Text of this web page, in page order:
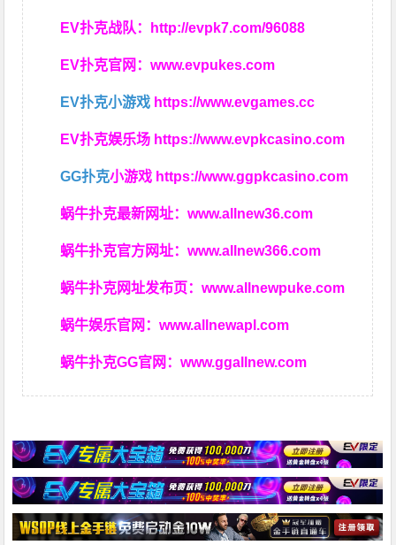
EV扑克战队： http://evpk7.com/96088
EV扑克官网：www.evpukes.com
EV扑克小游戏 https://www.evgames.cc
EV扑克娱乐场 https://www.evpkcasino.com
GG扑克小游戏 https://www.ggpkcasino.com
蜗牛扑克最新网址：www.allnew36.com
蜗牛扑克官方网址：www.allnew366.com
蜗牛扑克网址发布页：www.allnewpuke.com
蜗牛娱乐官网：www.allnewapl.com
蜗牛扑克GG官网：www.ggallnew.com